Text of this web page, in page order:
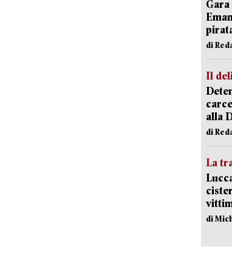
di
Il
alla
di
La
di